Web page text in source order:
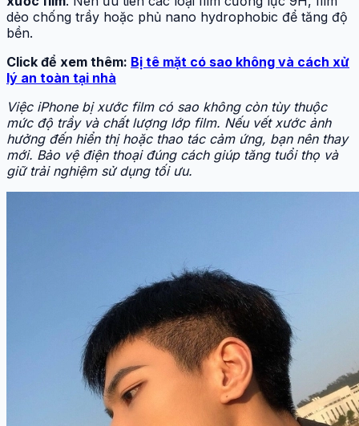
dẻo chống trầy hoặc phủ nano hydrophobic để tăng độ
bền.
Click để xem thêm: Bị tê mặt có sao không và cách xử
lý an toàn tại nhà
Việc iPhone bị xước film có sao không còn tùy thuộc
mức độ trầy và chất lượng lớp film. Nếu vết xước ảnh
hưởng đến hiển thị hoặc thao tác cảm ứng, bạn nên thay
mới. Bảo vệ điện thoại đúng cách giúp tăng tuổi thọ và
giữ trải nghiệm sử dụng tối ưu.